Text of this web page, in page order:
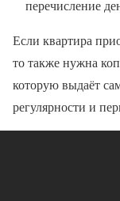
перечисление
Если квартира
то также нужна
которую выдаёт
регулярности и